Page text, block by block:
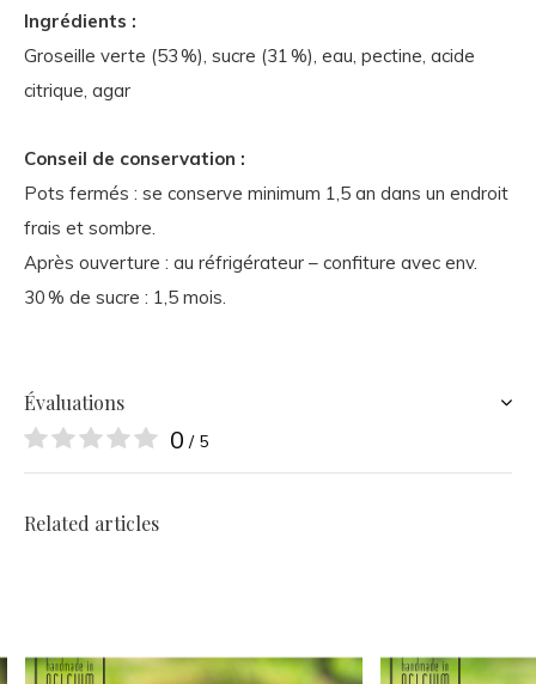
Ingrédients :
Groseille verte (53 %), sucre (31 %), eau, pectine, acide
citrique, agar
Conseil de conservation :
Pots fermés : se conserve minimum 1,5 an dans un endroit
frais et sombre.
Après ouverture : au réfrigérateur – confiture avec env.
30 % de sucre : 1,5 mois.
Évaluations
0 / 5
Related articles